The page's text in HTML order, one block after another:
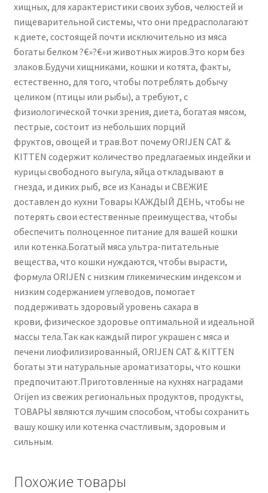
хищных, для характеристики своих зубов, челюстей и
пищеварительной системы, что они предрасполагают
к диете, состоящей почти исключительно из мяса
богаты белком ?€»?€»и животных жиров.Это корм без
злаков.Будучи хищниками, кошки и котята, факты,
естественно, для того, чтобы потреблять добычу
целиком (птицы или рыбы), а требуют, с
физиологической точки зрения, диета, богатая мясом,
пестрые, состоит из небольших порций
фруктов, овощей и трав.Вот почему ORIJEN CAT &
KITTEN содержит количество предлагаемых индейки и
курицы свободного выгула, яйца откладывают в
гнезда, и диких рыб, все из Канады и СВЕЖИЕ
доставлен до кухни Товары КАЖДЫЙ ДЕНЬ, чтобы не
потерять свои естественные преимущества, чтобы
обеспечить полноценное питание для вашей кошки
или котенка.Богатый мяса ультра-питательные
вещества, что кошки нуждаются, чтобы вырасти,
формула ORIJEN с низким гликемическим индексом и
низким содержанием углеводов, помогает
поддерживать здоровый уровень сахара в
крови, физическое здоровье оптимальной и идеальной
массы тела.Так как каждый пирог украшен с мяса и
печени лиофилизированный, ORIJEN CAT & KITTEN
богаты эти натуральные ароматизаторы, что кошки
предпочитают.Приготовленные на кухнях наградами
Orijen из свежих региональных продуктов, продукты,
ТОВАРЫ являются лучшим способом, чтобы сохранить
вашу кошку или котенка счастливым, здоровым и
сильным.
Похожие товары